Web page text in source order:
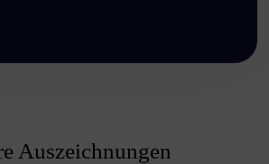
Auszeichnungen